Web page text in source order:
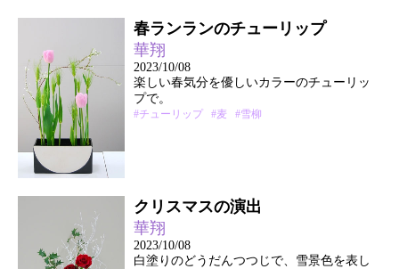
春ランランのチューリップ
華翔
2023/10/08
楽しい春気分を優しいカラーのチューリッ
プで。
#チューリップ #麦 #雪柳
クリスマスの演出
華翔
2023/10/08
白塗りのどうだんつつじで、雪景色を表し